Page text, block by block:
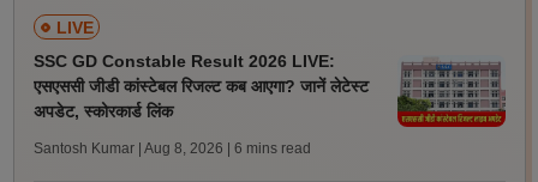
LIVE
SSC GD Constable Result 2026 LIVE:
एसएससी जीडी कांस्टेबल रिजल्ट कब आएगा? जानें लेटेस्ट
अपडेट, स्कोरकार्ड लिंक
Santosh Kumar | Aug 8, 2026 | 6 mins read